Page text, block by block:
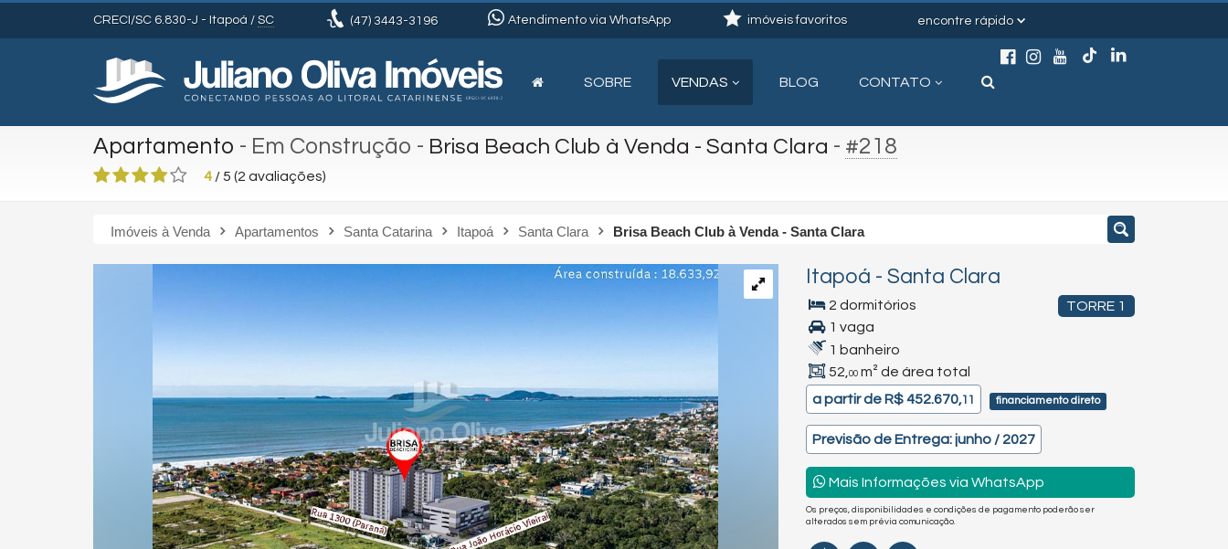
CRECI/SC 6.830-J - Itapoá / SC (47)3443-3196 Atendimento via WhatsApp encontre rápido
imóveis favoritos
SOBRE VENDAS BLOG CONTATO
Apartamento - Em Construção - Brisa Beach Club à Venda - Santa Clara - #218
4 /5 (2 avaliações)
Imóveis à Venda Apartamentos Santa Catarina Itapoá Santa Clara Brisa Beach Club à Venda - Santa Clara
Itapoá - Santa Clara
TORRE 1
2 dormitórios
1 vaga
1 banheiro
52, 00 m² de área total
a partir de R$ 452.670,11 financiamento direto
Previsão de Entrega: junho / 2027
Mais Informações via WhatsApp
Os preços, disponibilidades e condições de pagamento poderão ser
alterados sem prévia comunicação.